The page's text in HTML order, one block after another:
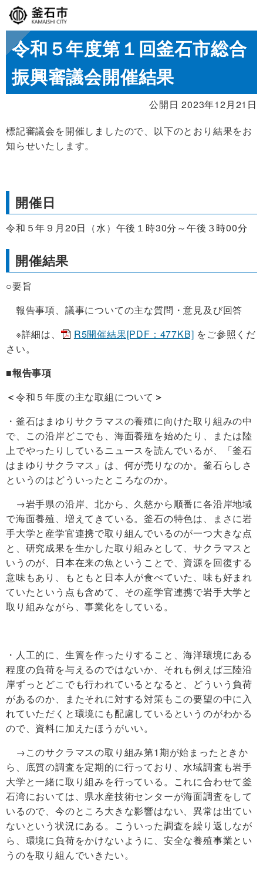
令和５年度第１回釜石市総合
振興審議会開催結果
公開日 2023年12月21日
標記審議会を開催しましたので、以下のとおり結果をお
知らせいたします。
開催日
令和５年９月20日（水）午後１時30分～午後３時00分
開催結果
○要旨
報告事項、議事についての主な質問・意見及び回答
※詳細は、
R5開催結果[PDF：477KB] をご参照くだ
さい。
■報告事項
＜令和５年度の主な取組について ＞
・釜石はまゆりサクラマスの養殖に向けた取り組みの中
で、この沿岸どこでも、海面養殖を始めたり、または陸
上でやったりしているニュースを読んでいるが、「釜石
はまゆりサクラマス」は、何が売りなのか。釜石らしさ
というのはどういったところなのか。
→岩手県の沿岸、北から、久慈から順番に各沿岸地域
で海面養殖、増えてきている。釜石の特色は、まさに岩
手大学と産学官連携で取り組んでいるのが一つ大きな点
と、研究成果を生かした取り組みとして、サクラマスと
いうのが、日本在来の魚ということで、資源を回復する
意味もあり、もともと日本人が食べていた、味も好まれ
ていたという点も含めて、その産学官連携で岩手大学と
取り組みながら、事業化をしている。
・人工的に、生簀を作ったりすること、海洋環境にある
程度の負荷を与えるのではないか、それも例えば三陸沿
岸ずっとどこでも行われているとなると、どういう負荷
があるのか、またそれに対する対策もこの要望の中に入
れていただくと環境にも配慮しているというのがわかる
ので、資料に加えたほうがいい。
→このサクラマスの取り組み第1期が始まったときか
ら、底質の調査を定期的に行っており、水域調査も岩手
大学と一緒に取り組みを行っている。これに合わせて釜
石湾においては、県水産技術センターが海面調査をして
いるので、今のところ大きな影響はない、異常は出てい
ないという状況にある。こういった調査を繰り返しなが
ら、環境に負荷をかけないように、安全な養殖事業とい
うのを取り組んでいきたい。